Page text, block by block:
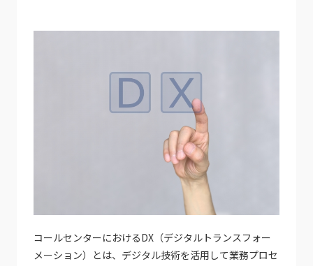
コールセンターにおけるDX（デジタルトランスフォー
メーション）とは、デジタル技術を活用して業務プロセ